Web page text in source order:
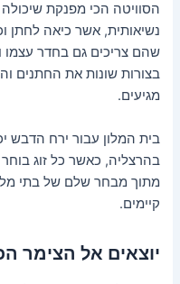
הסוויטה הכי מפנקת
נשיאותית, אשר כיאה לחתן
שהם צריכים גם בחדר עצמו
בצורות שונות את החתנים
מגיעים.
בית המלון עבור ירח הדבש
בהרצליה, כאשר כל זוג
מתוך מבחר שלם של בתי
קיימים.
יוצאים אל הצימר